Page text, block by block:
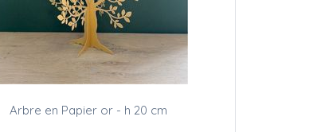
Arbre en Papier or - h 20 cm